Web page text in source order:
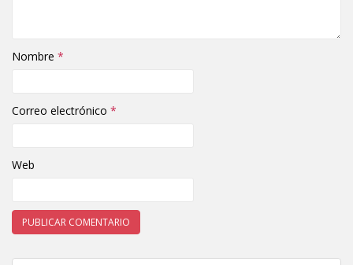
Nombre *
Correo electrónico *
Web